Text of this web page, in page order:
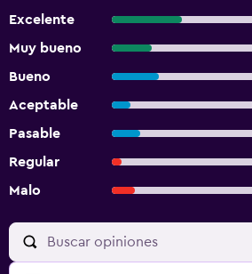
Excelente
Muy bueno
Bueno
Aceptable
Pasable
Regular
Malo